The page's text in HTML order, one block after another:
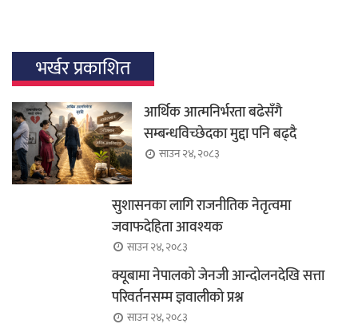
भर्खर प्रकाशित
आर्थिक आत्मनिर्भरता बढेसँगै
सम्बन्धविच्छेदका मुद्दा पनि बढ्दै
साउन २४, २०८३
सुशासनका लागि राजनीतिक नेतृत्वमा
जवाफदेहिता आवश्यक
साउन २४, २०८३
क्यूबामा नेपालको जेनजी आन्दोलनदेखि सत्ता
परिवर्तनसम्म ज्ञवालीको प्रश्न
साउन २४, २०८३